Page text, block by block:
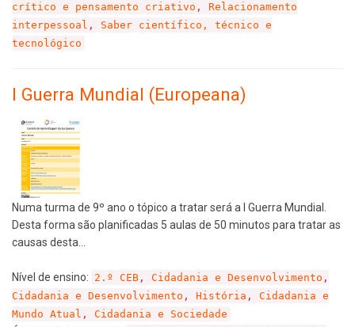
crítico e pensamento criativo , Relacionamento
interpessoal , Saber científico, técnico e
tecnológico
I Guerra Mundial (Europeana)
Numa turma de 9º ano o tópico a tratar será a I Guerra Mundial.
Desta forma são planificadas 5 aulas de 50 minutos para tratar as
causas desta…
Nível de ensino: 2.º CEB , Cidadania e Desenvolvimento ,
Cidadania e Desenvolvimento , História , Cidadania e
Mundo Atual , Cidadania e Sociedade